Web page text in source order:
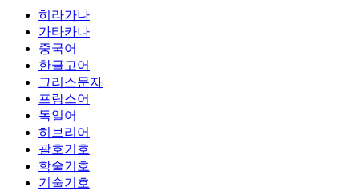
히라가나
가타카나
중국어
한글고어
그리스문자
프랑스어
독일어
히브리어
괄호기호
학술기호
기술기호